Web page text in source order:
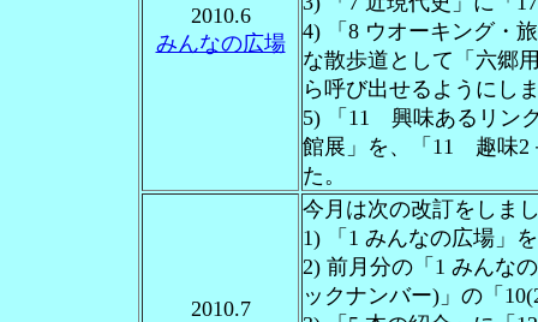
2010.6
みんなの広場
4) 「8 ウオーキング・
な散歩道として「六郷
ら呼び出せるようにし
5) 「11 興味あるリン
館展」を、「11 趣味2
た。
2010.7
今月は次の改訂をしま
1) 「1 みんなの広場」
2) 前月分の「1 みんな
ックナンバー)」の「